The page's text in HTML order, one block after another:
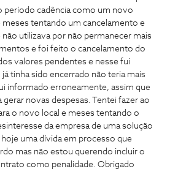
período cadência como um novo
tentando um cancelamento e
utilizava por não permanecer mais
e foi feito o cancelamento do
valores pendentes e nesse fui
tinha sido encerrado não teria mais
informado erroneamente, assim que
novas despesas. Tentei fazer ao
o novo local e meses tentando o
da empresa de uma solução
uma dívida em processo que
mas não estou querendo incluir o
como penalidade. Obrigado